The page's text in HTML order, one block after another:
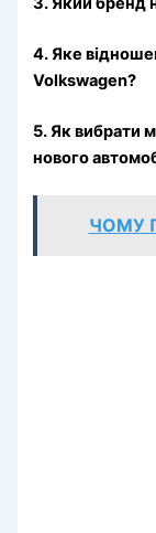
4. Яке
Volkswagen?
5. Як вибрати
нового
ЧОМУ